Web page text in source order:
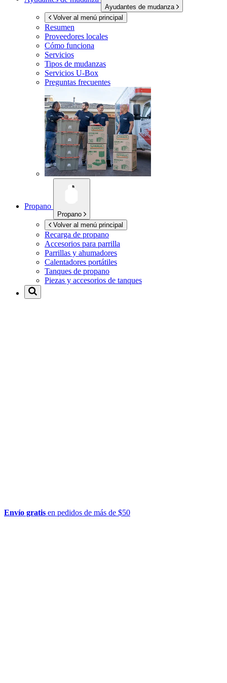
Ayudantes de mudanza
Volver al menú principal
Resumen
Proveedores locales
Cómo funciona
Servicios
Tipos de mudanzas
Servicios U-Box
Preguntas frecuentes
Propano
Propano
Volver al menú principal
Recarga de propano
Accesorios para parrilla
Parrillas y ahumadores
Calentadores portátiles
Tanques de propano
Piezas y accesorios de tanques
Envío gratis en pedidos de más de $50